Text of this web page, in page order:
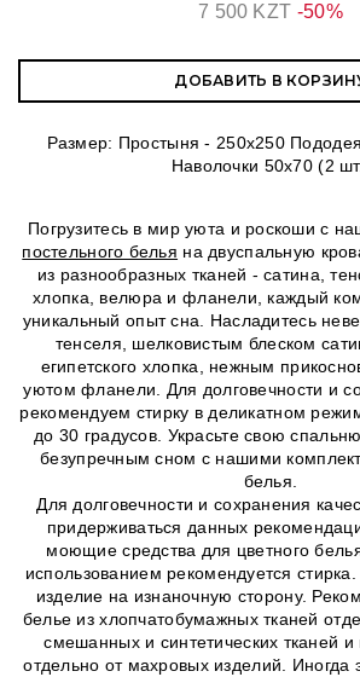
7 500 KZT -50%
ДОБАВИТЬ В
Размер: Простыня - 250х250
Наволочки 50х70 (2
Погрузитесь в мир уюта и роскоши с
постельного белья на двуспальную
из разнообразных тканей - сатина,
хлопка, велюра и фланели, каждый
уникальный опыт сна. Насладитесь
тенселя, шелковистым блеском
египетского хлопка, нежным
уютом фланели. Для долговечности и
рекомендуем стирку в деликатном
до 30 градусов. Украсьте свою
безупречным сном с нашими
белья.
Для долговечности и сохранения
придерживаться данных
моющие средства для цветного
использованием рекомендуется
изделие на изнаночную сторону.
белье из хлопчатобумажных тканей
смешанных и синтетических тканей и
отдельно от махровых изделий. Иногда